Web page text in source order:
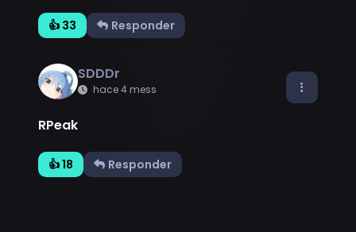
👍 33 Responder
SDDDr
hace 4 mess
RPeak
👍 18 Responder